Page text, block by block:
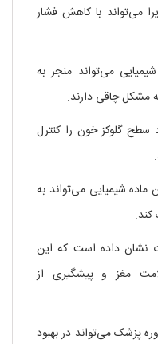
می‌تواند با کاهش فشار
می‌تواند منجر به
مشکل چاقی دارند.
سطح گلوکز خون را کنترل
شیمیایی می‌تواند به
نشان داده است که این
مغز و پیشگیری از
پزشک می‌تواند در بهبود